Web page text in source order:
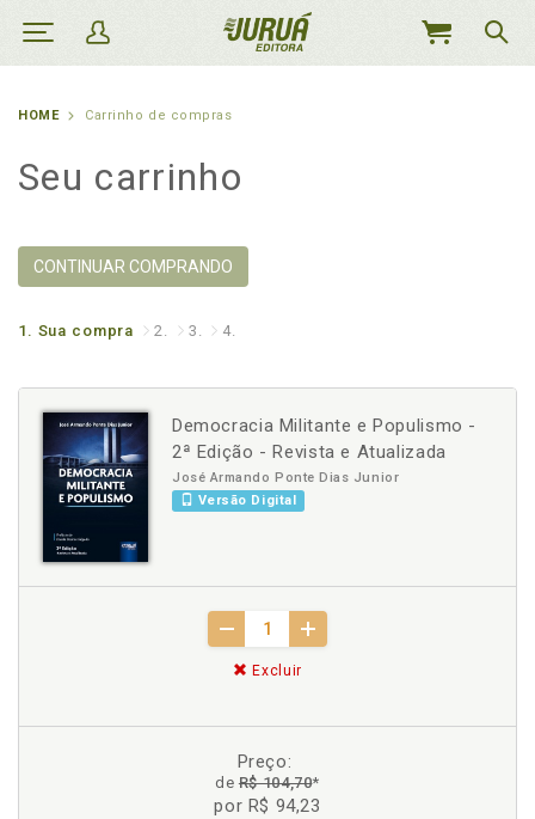
MEU
HOME Carrinho de compras
Seu carrinho
CONTINUAR COMPRANDO
1. Sua compra 2. 3. 4.
Democracia Militante e Populismo -
2ª Edição - Revista e Atualizada
José Armando Ponte Dias Junior
Versão Digital
Excluir
Preço:
deR$ 104,70*
por R$ 94,23